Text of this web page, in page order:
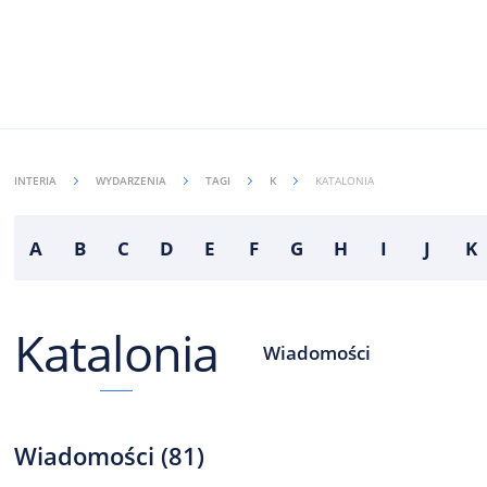
INTERIA WYDARZENIA TAGI K KATALONIA
A B C D E F G H I J K
Katalonia Wiadomości
Wiadomości (81)